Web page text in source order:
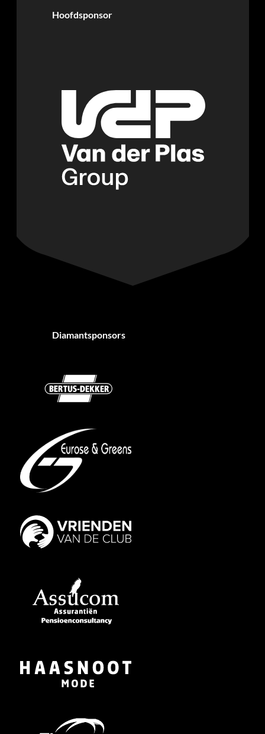
Hoofdsponsor
Diamantsponsors